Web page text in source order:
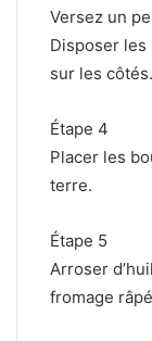
Versez un
Disposer les
sur les côtés.
Étape 4
Placer les
terre.
Étape 5
Arroser
fromage